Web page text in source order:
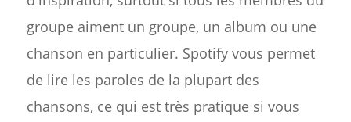
groupe aiment un groupe, un album ou une
chanson en particulier. Spotify vous permet
de lire les paroles de la plupart des
chansons, ce qui est très pratique si vous